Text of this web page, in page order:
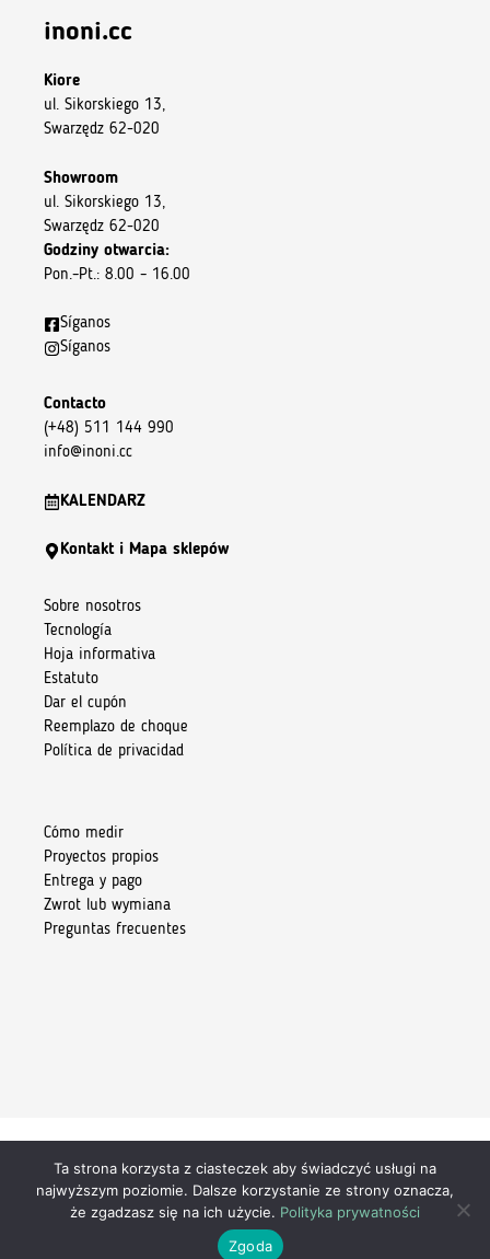
inoni.cc
Kiore
ul. Sikorskiego 13,
Swarzędz 62-020
Showroom
ul. Sikorskiego 13,
Swarzędz 62-020
Godziny otwarcia:
Pon.–Pt.: 8.00 – 16.00
Síganos
Síganos
Contacto
(+48) 511 144 990
info@inoni.cc
KALENDARZ
Kontakt i Mapa sklepów
Sobre nosotros
Tecnología
Hoja informativa
Estatuto
Dar el cupón
Reemplazo de choque
Política de privacidad
Cómo medir
Proyectos propios
Entrega y pago
Zwrot lub wymiana
Preguntas frecuentes
Copyright 2026 © Kiore Tomasz Skoczylas
Ta strona korzysta z ciasteczek aby świadczyć usługi na
najwyższym poziomie. Dalsze korzystanie ze strony oznacza,
że zgadzasz się na ich użycie. Polityka prywatności
Zgoda